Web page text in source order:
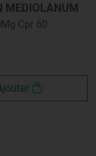
MEDIOLANUM
Cpr 60